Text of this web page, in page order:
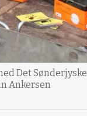
Det Sønderjyske
Ankersen